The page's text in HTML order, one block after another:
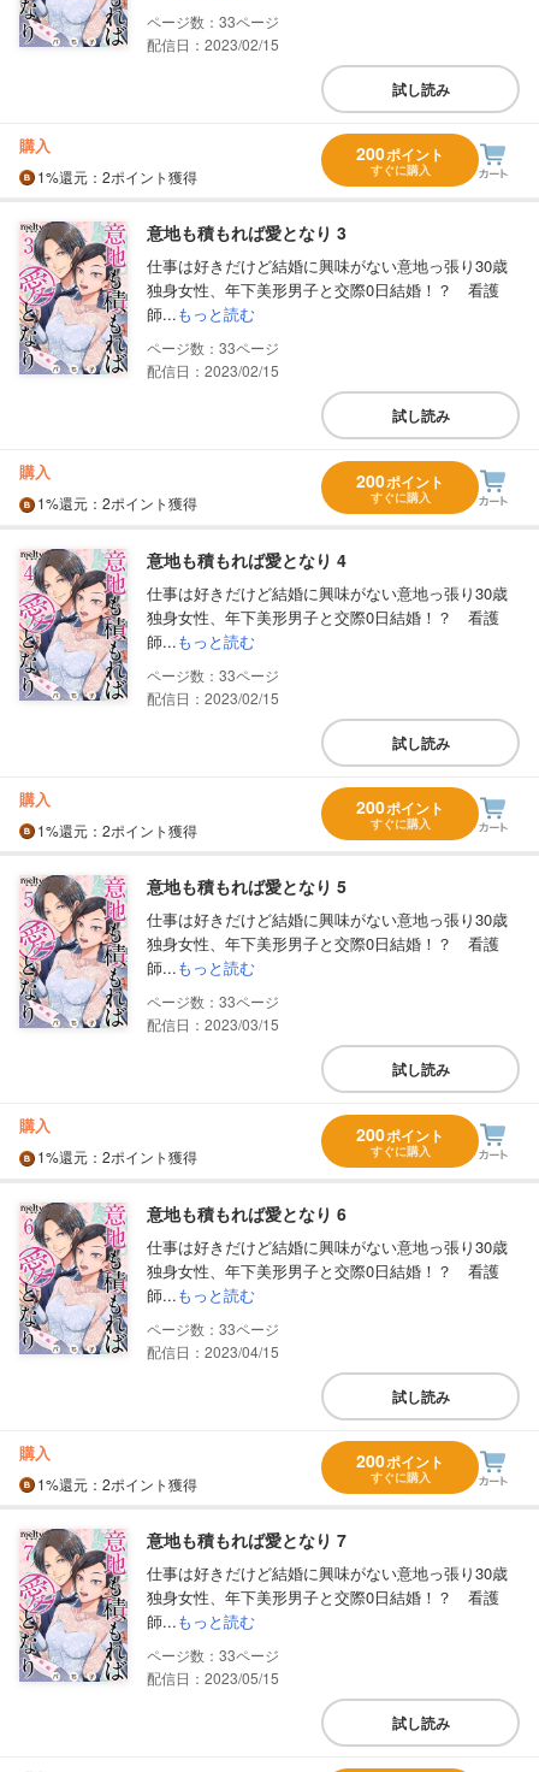
33
配信日：2023/02/15
試し読み
購入
1%還元 ：2ポイント獲得
200ポイント
すぐに購入
意地も積もれば愛となり 3
仕事は好きだけど結婚に興味がない意地っ張り30歳
独身女性、年下美形男子と交際0日結婚！？ 看護
師...もっと読む
33
配信日：2023/02/15
試し読み
購入
1%還元 ：2ポイント獲得
200ポイント
すぐに購入
意地も積もれば愛となり 4
仕事は好きだけど結婚に興味がない意地っ張り30歳
独身女性、年下美形男子と交際0日結婚！？ 看護
師...もっと読む
33
配信日：2023/02/15
試し読み
購入
1%還元 ：2ポイント獲得
200ポイント
すぐに購入
意地も積もれば愛となり 5
仕事は好きだけど結婚に興味がない意地っ張り30歳
独身女性、年下美形男子と交際0日結婚！？ 看護
師...もっと読む
33
配信日：2023/03/15
試し読み
購入
1%還元 ：2ポイント獲得
200ポイント
すぐに購入
意地も積もれば愛となり 6
仕事は好きだけど結婚に興味がない意地っ張り30歳
独身女性、年下美形男子と交際0日結婚！？ 看護
師...もっと読む
33
配信日：2023/04/15
試し読み
購入
1%還元 ：2ポイント獲得
200ポイント
すぐに購入
意地も積もれば愛となり 7
仕事は好きだけど結婚に興味がない意地っ張り30歳
独身女性、年下美形男子と交際0日結婚！？ 看護
師...もっと読む
33
配信日：2023/05/15
試し読み